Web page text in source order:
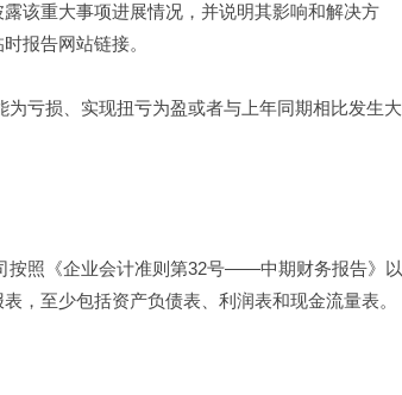
该重大事项进展情况，并说明其影响和解决方
报告网站链接。
损、实现扭亏为盈或者与上年同期相比发生大
照《企业会计准则第32号——中期财务报告》以
，至少包括资产负债表、利润表和现金流量表。